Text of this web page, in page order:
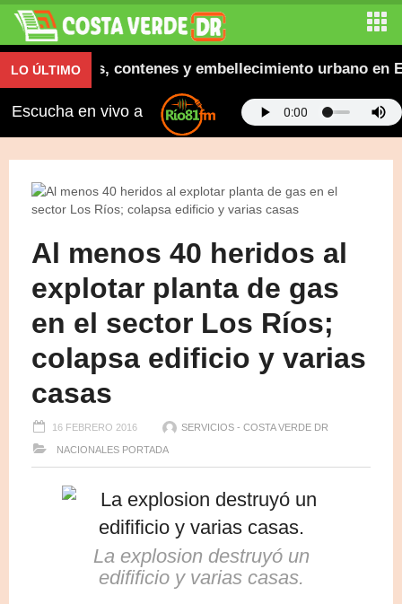
LO ÚLTIMO
aceras, contenes y embellecimiento urbano en El
Escucha en vivo a
Al menos 40 heridos al
explotar planta de gas
en el sector Los Ríos;
colapsa edificio y varias
casas
16 FEBRERO 2016 SERVICIOS - COSTA VERDE DR
NACIONALES PORTADA
La explosion destruyó un
edifificio y varias casas.